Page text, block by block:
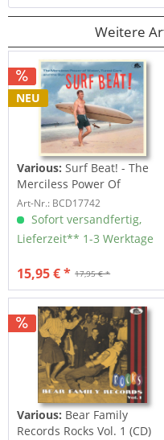
Weitere
NEU
Various: Surf Beat! - The
Merciless Power Of
Water,...
Art-Nr.: BCD17742
Sofort versandfertig,
Lieferzeit** 1-3 Werktage
17,95 € *
15,95 € *
Various: Bear Family
Records Rocks Vol. 1 (CD)